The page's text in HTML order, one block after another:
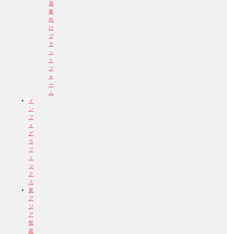
資
家
向
け
プ
ラ
ッ
ト
フ
ォ
ー
ム
イ
ン
フ
ォ
グ
ラ
フ
ィ
ッ
ク
ス
東
ア
ジ
ア
投
資